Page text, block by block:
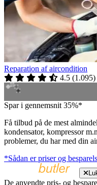
Reparation af aircondition
4.5 (1.095)
Spar i gennemsnit 35%*
Få tilbud på de mest
kondensator, kompressor
problemer, du har med din
*Sådan er priser og
De anvendte pris- og